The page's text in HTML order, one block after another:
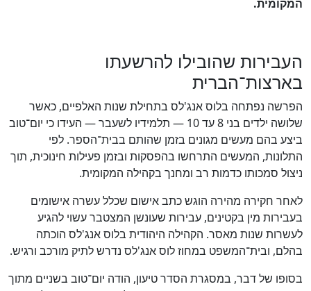
המקומית.
העבירות שהובילו להרשעתו
בארצות־הברית
הפרשה נפתחה בלוס אנג'לס בתחילת שנות האלפיים, כאשר
שלושה ילדים בני 8 עד 10 — תלמידיו לשעבר — העידו כי יום־טוב
ביצע בהם מעשים מגונים בזמן שהותם בבית־הספר. לפי
התלונות, המעשים התרחשו בהפסקות ובזמן פעילות חינוכית, תוך
ניצול סמכותו כדמות רב ומחנך בקהילה המקומית.
לאחר חקירה מהירה הוגש כתב אישום שכלל עשרה אישומים
בעבירות מין בקטינים, עבירות שעונשן המצטבר עשוי להגיע
לעשרות שנות מאסר. הקהילה היהודית בלוס אנג'לס הוכתה
בהלם, ובית־המשפט במחוז לוס אנג'לס נדרש לתיק מורכב ורגיש.
בסופו של דבר, במסגרת הסדר טיעון, הודה יום־טוב בשניים מתוך